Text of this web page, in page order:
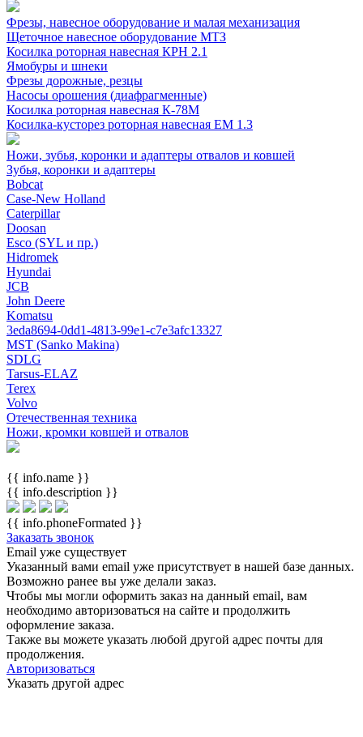
Фрезы, навесное оборудование и малая механизация
Щеточное навесное оборудование МТЗ
Косилка роторная навесная КРН 2.1
Ямобуры и шнеки
Фрезы дорожные, резцы
Насосы орошения (диафрагменные)
Косилка роторная навесная К-78М
Косилка-кусторез роторная навесная ЕМ 1.3
Ножи, зубья, коронки и адаптеры отвалов и ковшей
Зубья, коронки и адаптеры
Bobcat
Case-New Holland
Caterpillar
Doosan
Esco (SYL и пр.)
Hidromek
Hyundai
JCB
John Deere
Komatsu
3eda8694-0dd1-4813-99e1-c7e3afc13327
MST (Sanko Makina)
SDLG
Tarsus-ELAZ
Terex
Volvo
Отечественная техника
Ножи, кромки ковшей и отвалов
{{ info.name }}
{{ info.description }}
{{ info.phoneFormated }}
Заказать звонок
Email уже существует
Указанный вами email уже присутствует в нашей базе данных.
Возможно ранее вы уже делали заказ.
Чтобы мы могли оформить заказ на данный email, вам
необходимо авторизоваться на сайте и продолжить
оформление заказа.
Также вы можете указать любой другой адрес почты для
продолжения.
Авторизоваться
Указать другой адрес